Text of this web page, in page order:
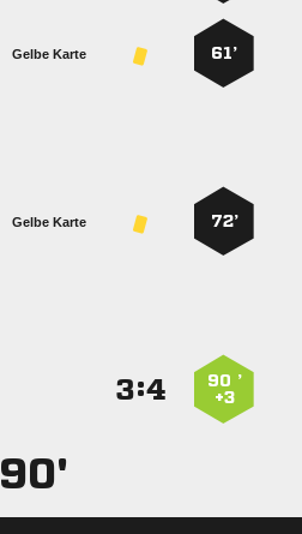
61’
Gelbe Karte
72’
Gelbe Karte
90 ’
+3
:
90'